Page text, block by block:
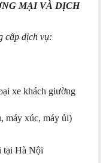
MẠI VÀ DỊCH
cấp dịch vụ:
xe khách giường
máy xúc, máy ủi)
tại Hà Nội